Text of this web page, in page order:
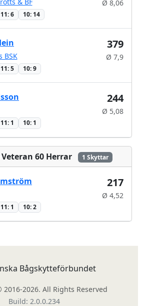
11: 6 10: 14
Ø 8,06
BSK
11: 5 10: 9
379
Ø 7,9
11: 1 10: 1
244
Ø 5,08
Veteran 60 Herrar 1 Skyttar
11: 1 10: 2
217
Ø 4,52
Bågskytteförbundet
2026. All Rights Reserved
Build: 2.0.0.234